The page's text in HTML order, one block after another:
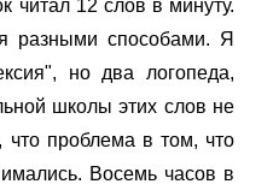
читал 12 слов в минуту.
разными способами. Я
но два логопеда,
школы этих слов не
проблема в том, что
Восемь часов в